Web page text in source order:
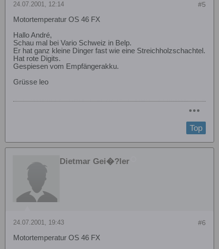
#5
24.07.2001, 12:14
Motortemperatur OS 46 FX
Hallo André,
Schau mal bei Vario Schweiz in Belp.
Er hat ganz kleine Dinger fast wie eine Streichholzschachtel.
Hat rote Digits.
Gespiesen vom Empfängerakku.
Grüsse leo
Top
Dietmar Gei�?ler
#6
24.07.2001, 19:43
Motortemperatur OS 46 FX